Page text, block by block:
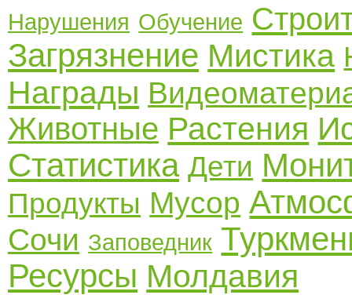
Нарушения Обучение
Загрязнение Мистика
Награды
Животные Растения
Статистика Дети
Продукты Мусор
Сочи Заповедник
Ресурсы Молдавия